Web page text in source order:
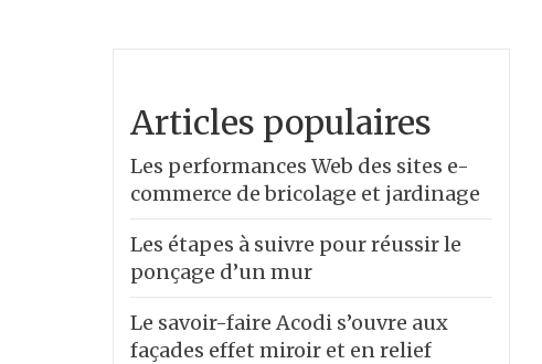
Articles populaires
Les performances Web des sites e-
commerce de bricolage et jardinage
Les étapes à suivre pour réussir le
ponçage d’un mur
Le savoir-faire Acodi s’ouvre aux
façades effet miroir et en relief